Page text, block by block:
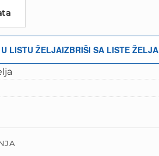
LISTU ŽELJAIZBRIŠI SA LISTE ŽELJA